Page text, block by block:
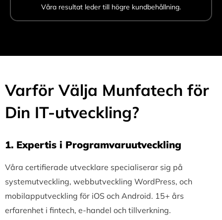
Våra resultat leder till högre kundbehållning.
Varför Välja Munfatech för
Din IT-utveckling?
1.⁠ ⁠Expertis i Programvaruutveckling
Våra certifierade utvecklare specialiserar sig på
systemutveckling, webbutveckling WordPress, och
mobilapputveckling för iOS och Android. 15+ års
erfarenhet i fintech, e-handel och tillverkning.